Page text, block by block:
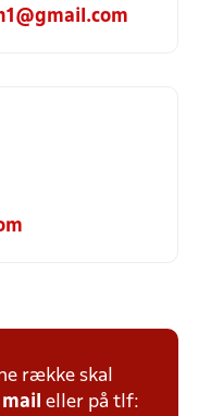
række skal
mail eller på tlf: